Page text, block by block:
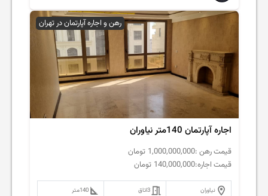
رهن و اجاره آپارتمان در تهران
اجاره آپارتمان 140متر نیاوران
قیمت رهن :1,000,000,000 تومان
قیمت اجاره:140,000,000 تومان
نیاوران 3اتاق 140متر